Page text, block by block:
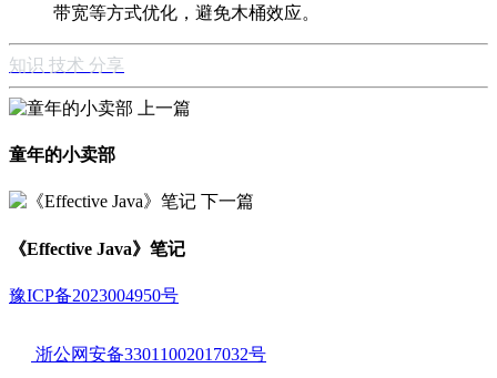
带宽等方式优化，避免木桶效应。
知识 技术 分享
上一篇
童年的小卖部
下一篇
《Effective Java》笔记
豫ICP备2023004950号
浙公网安备33011002017032号